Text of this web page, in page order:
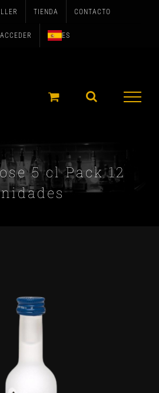
TIENDA CONTACTO
ACCEDER ES
5 cl Pack 12